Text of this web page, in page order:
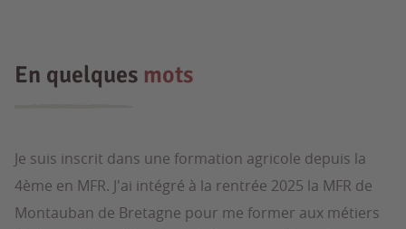
En quelques mots
Je suis inscrit dans une formation agricole depuis la
4ème en MFR. J'ai intégré à la rentrée 2025 la MFR de
Montauban de Bretagne pour me former aux métiers